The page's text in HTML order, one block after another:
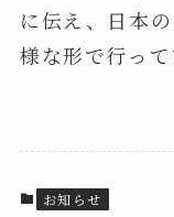
に伝え、日本
様な形で行って
お知らせ